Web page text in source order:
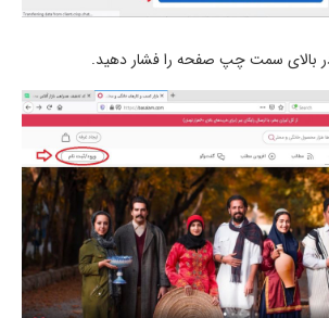
بالای سمت چپ صفحه را فشار دهید.